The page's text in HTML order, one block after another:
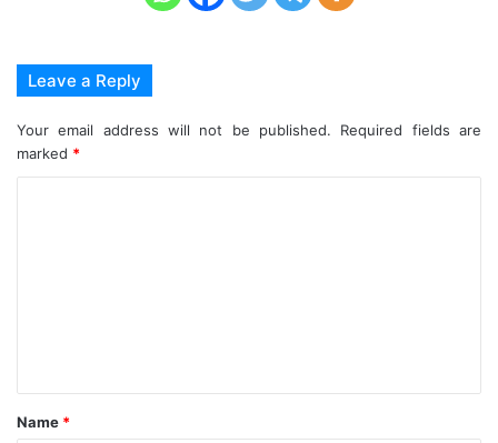
Leave a Reply
Your email address will not be published.
Required fields are
marked *
t
*
Name *